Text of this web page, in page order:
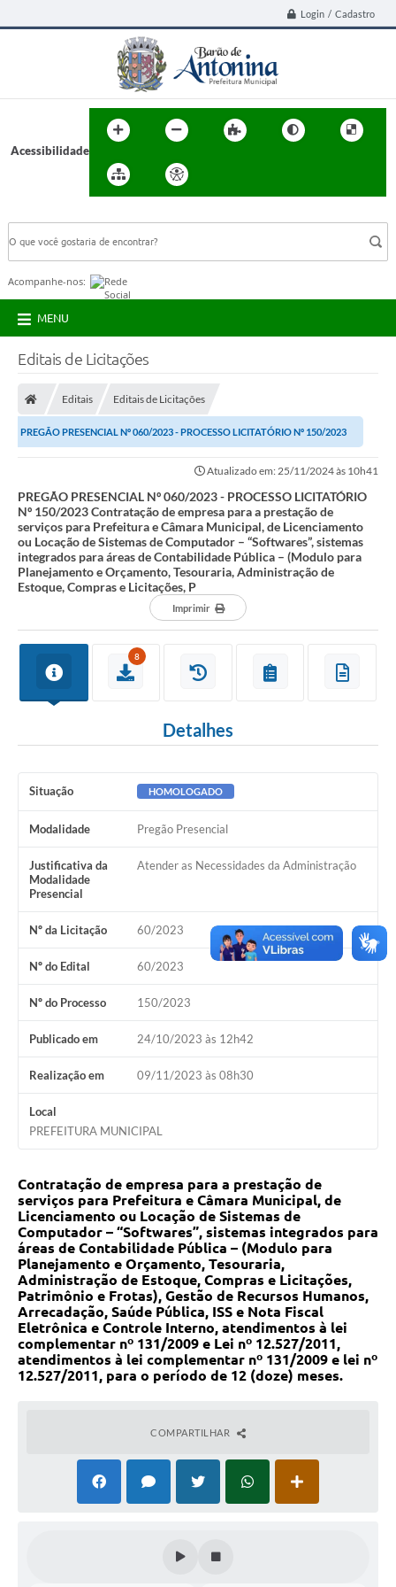
Login / Cadastro
Acessibilidade
Acompanhe-nos:
MENU
Editais de Licitações
Editais Editais de Licitações
PREGÃO PRESENCIAL Nº 060/2023 - PROCESSO LICITATÓRIO Nº 150/2023
Atualizado em: 25/11/2024 às 10h41
PREGÃO PRESENCIAL Nº 060/2023 - PROCESSO LICITATÓRIO
Nº 150/2023 Contratação de empresa para a prestação de
serviços para Prefeitura e Câmara Municipal, de Licenciamento
ou Locação de Sistemas de Computador – “Softwares”, sistemas
integrados para áreas de Contabilidade Pública – (Modulo para
Planejamento e Orçamento, Tesouraria, Administração de
Estoque, Compras e Licitações, P
Imprimir
8
Detalhes
Situação HOMOLOGADO
Modalidade Pregão Presencial
Justificativa da
Modalidade
Presencial
Atender as Necessidades da Administração
Nº da Licitação 60/2023
Nº do Edital 60/2023
Nº do Processo 150/2023
Publicado em 24/10/2023 às 12h42
Realização em 09/11/2023 às 08h30
Local
PREFEITURA MUNICIPAL
Contratação de empresa para a prestação de
serviços para Prefeitura e Câmara Municipal, de
Licenciamento ou Locação de Sistemas de
Computador – “Softwares”, sistemas integrados para
áreas de Contabilidade Pública – (Modulo para
Planejamento e Orçamento, Tesouraria,
Administração de Estoque, Compras e Licitações,
Patrimônio e Frotas), Gestão de Recursos Humanos,
Arrecadação, Saúde Pública, ISS e Nota Fiscal
Eletrônica e Controle Interno, atendimentos à lei
complementar nº 131/2009 e Lei nº 12.527/2011,
atendimentos à lei complementar nº 131/2009 e lei nº
12.527/2011, para o período de 12 (doze) meses.
COMPARTILHAR